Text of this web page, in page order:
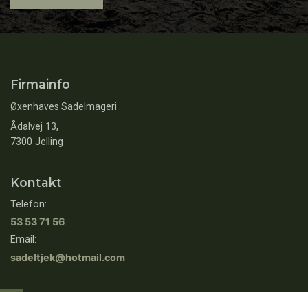
Firmainfo
Øxenhaves Sadelmageri
Ådalvej 13,
7300 Jelling
Kontakt
Telefon:
53 53 71 56
Email:
sadeltjek@hotmail.com